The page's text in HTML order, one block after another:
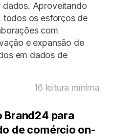
dados. Aproveitando
todos os esforços de
com
e expansão de
em dados de
16 leitura mínima
Brand24 para
de comércio on-